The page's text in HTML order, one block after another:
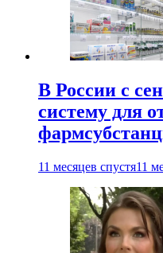
В России с
систему для
11 месяцев спустя11